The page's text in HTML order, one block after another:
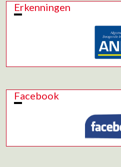
Erkenningen
Facebook